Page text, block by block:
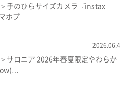
手のひらサイズカメラ『instax
ホプ…
2026.06.4
サロニア 2026年春夏限定やわらか